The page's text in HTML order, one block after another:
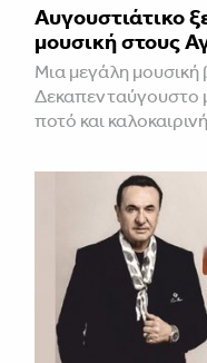
Αυγουστιάτικο
μουσική στους
Μια μεγάλη μουσική
Δεκαπενταύγουστο
ποτό και